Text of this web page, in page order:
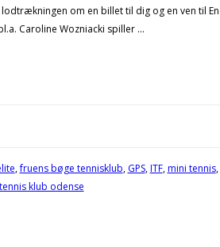
om en billet til dig og en ven til
Caroline Wozniacki spiller ...
,fruens bøge tennisklub, GPS,ITF,mini tennis,
tennis klub odense